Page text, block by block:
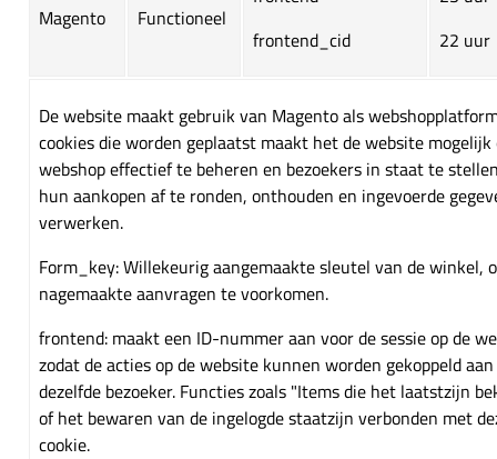
Magento Functioneel
frontend_cid
22 uur
De website maakt gebruik van Magento als
cookies die worden geplaatst maakt het de website mogelijk
webshop effectief te beheren en bezoekers in staat te
hun aankopen af te ronden, onthouden en ingevoerde
verwerken.
Form_key: Willekeurig aangemaakte sleutel van de winkel,
nagemaakte aanvragen te voorkomen.
frontend: maakt een ID-nummer aan voor de sessie op de
zodat de acties op de website kunnen worden gekoppeld
dezelfde bezoeker. Functies zoals "Items die het laatstzijn
of het bewaren van de ingelogde staatzijn verbonden met
cookie.